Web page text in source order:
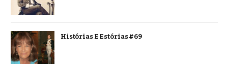
Histórias E Estórias #69